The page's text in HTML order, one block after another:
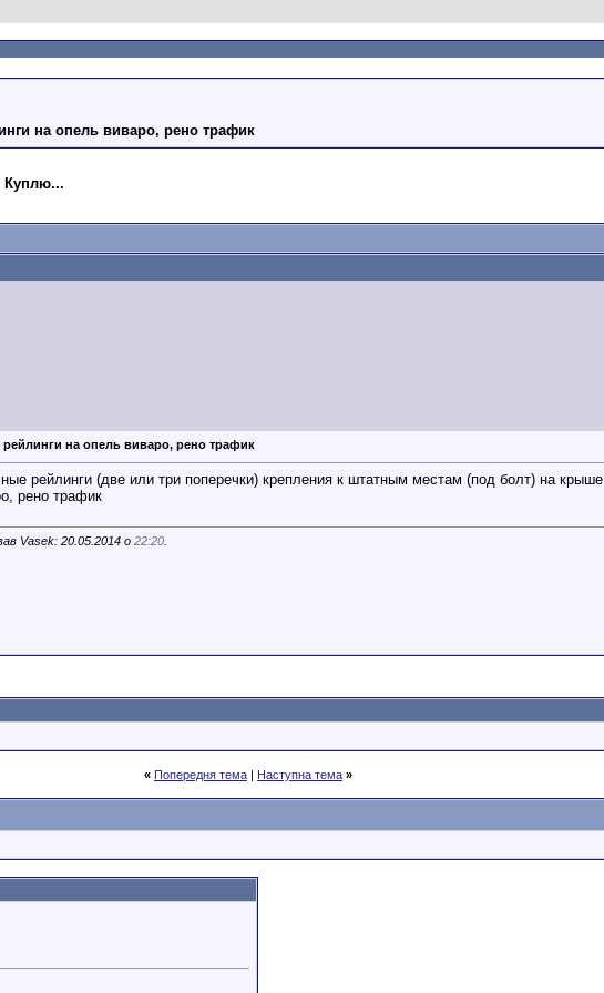
на опель виваро, рено трафик
Куплю...
на опель виваро, рено трафик
рейлинги (две или три поперечки) крепления к штатным местам (под болт) на крыше
рено трафик
Vasek: 20.05.2014 о 22:20
« Попередня тема | Наступна тема »